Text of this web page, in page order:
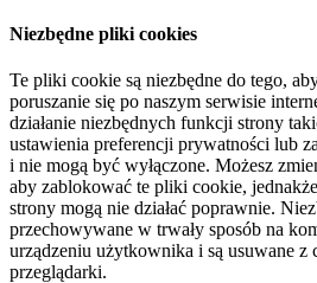
Niezbędne pliki cookies
Te pliki cookie są niezbędne do tego,
poruszanie się po naszym serwisie
działanie niezbędnych funkcji strony
ustawienia preferencji prywatności lub
i nie mogą być wyłączone. Możesz
aby zablokować te pliki cookie,
strony mogą nie działać poprawnie.
przechowywane w trwały sposób na
urządzeniu użytkownika i są usuwane z
przeglądarki.